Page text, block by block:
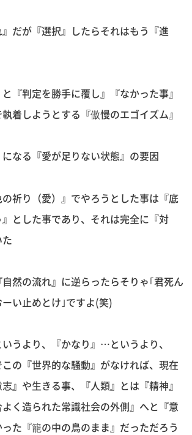
』だが『選択』したらそれはもう『進
『判定を勝手に覆し』『なかった事』
着しようとする『傲慢のエゴイズム』
なる『愛が足りない状態』の要因
祈り（愛）』でやろうとした事は『底
とした事であり、それは完全に『対
然の流れ』に逆らったらそりゃ｢君死ん
い止めとけ｣ですよ(笑)
いうより、『かなり』…というより、
この『世界的な騒動』がなければ、現在
』や生きる事、『人類』とは『精神』
く造られた常識社会の外側』へと『意
た『籠の中の鳥のまま』だっただろう